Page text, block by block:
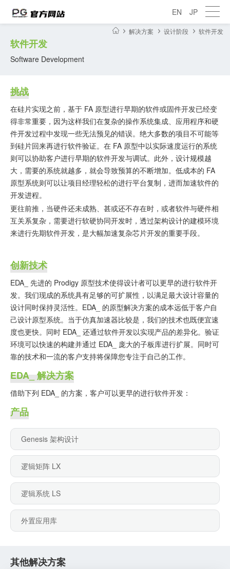
JP
EN
解决方案 设计阶段 软件开发
软件开发
Software Development
挑战
在硅片实现之前，基于 FA 原型进行早期的软件或固件开发已经变
得非常重要，因为这样我们在复杂的操作系统集成、应用程序和硬
件开发过程中发现一些无法预见的错误。绝大多数的项目不可能等
到硅片回来再进行软件验证。在 FA 原型中以实际速度运行的系统
则可以协助客户进行早期的软件开发与调试。此外，设计规模越
大，需要的系统就越多，就会导致预算的不断增加。低成本的 FA
原型系统则可以让项目经理轻松的进行平台复制，进而加速软件的
开发进程。
更往前推，当硬件还未成熟、甚或还不存在时，或者软件与硬件相
互关系复杂，需要进行软硬协同开发时，透过架构设计的建模环境
来进行先期软件开发，是大幅加速复杂芯片开发的重要手段。
创新技术
EDA_ 先进的 Prodigy 原型技术使得设计者可以更早的进行软件开
发。我们现成的系统具有足够的可扩展性，以满足最大设计容量的
设计同时保持灵活性。EDA_ 的原型解决方案的成本远低于客户自
己设计原型系统。当于仿真加速器比较是，我们的技术也既便宜速
度也更快。同时 EDA_ 还通过软件开发以实现产品的差异化。验证
环境可以快速的构建并通过 EDA_ 庞大的子板库进行扩展。同时可
靠的技术和一流的客户支持将保障您专注于自己的工作。
EDA_ 解决方案
借助下列 EDA_ 的方案，客户可以更早的进行软件开发：
产品
Genesis 架构设计
逻辑矩阵 LX
逻辑系统 LS
外置应用库
其他解决方案